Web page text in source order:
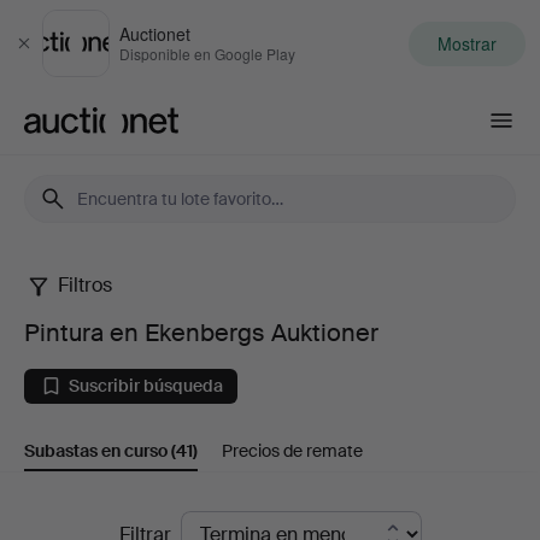
Cerrar
Auctionet
Disponible en Google Play Mostrar
Pintura
en
Ekenbergs
Auktioner
Filtros
Pintura en Ekenbergs Auktioner
Suscribir búsqueda
Subastas en curso(41) Precios de remate
SubastasFiltrar